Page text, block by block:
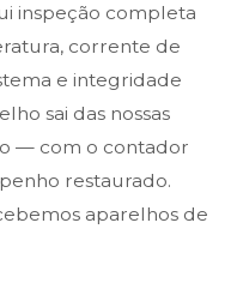
inspeção completa
corrente de
e integridade
sai das nossas
— com o contador
restaurado.
aparelhos de